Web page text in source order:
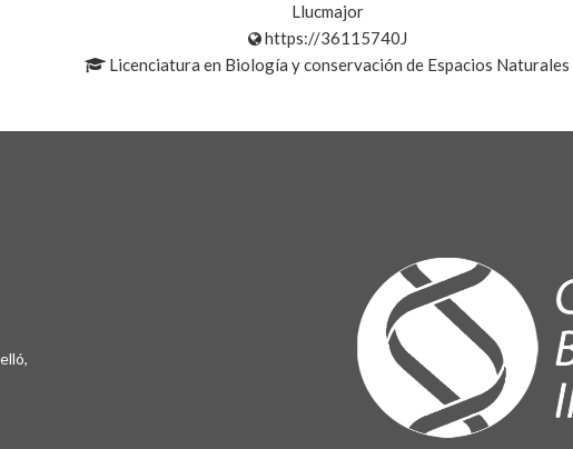
Llucmajor
https://36115740J
Licenciatura en Biología y conservación de Espacios Naturales